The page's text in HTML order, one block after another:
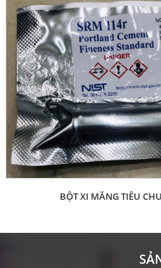
BỘT XI MĂNG TIÊU